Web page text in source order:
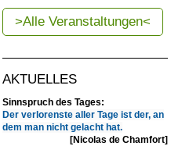
>Alle Veranstaltungen<
AKTUELLES
Sinnspruch des Tages:
Der verlorenste aller Tage ist der, an
dem man nicht gelacht hat.
[Nicolas de Chamfort]